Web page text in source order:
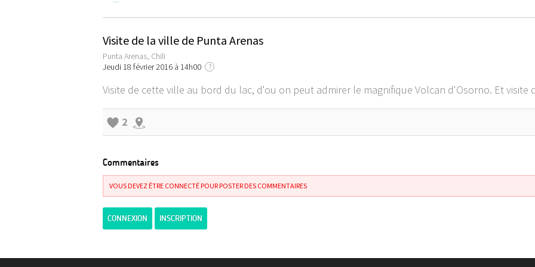
Visite de la ville de Punta Arenas
Punta Arenas, Chili
Jeudi 18 février 2016 à 14h00
?
Visite de cette ville au bord du lac, d'ou on peut admirer le magnifique Volcan d'Osorno. Et visite
2
Commentaires
VOUS DEVEZ ÊTRE CONNECTÉ POUR POSTER DES COMMENTAIRES
CONNEXION INSCRIPTION